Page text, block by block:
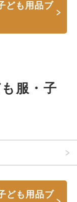
ども用品ブ
服・子
ども用品ブ